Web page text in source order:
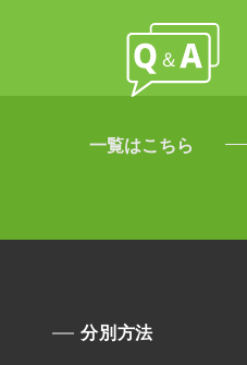
一覧はこちら
分別方法